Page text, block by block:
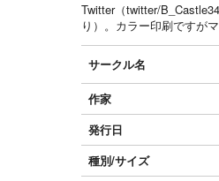
Twitter（twitter/
り）。カラー印刷ですが
サークル名
作家
発行日
種別/サイズ